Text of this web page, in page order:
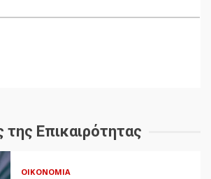
Επικαιρότητας
ΟΙΚΟΝΟΜΊΑ